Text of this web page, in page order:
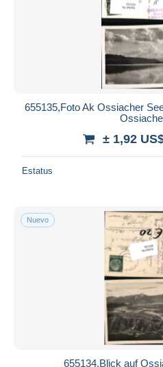
655135,Foto Ak Ossiacher
± 1,92
Estatus
Nuevo
655134,Blick auf